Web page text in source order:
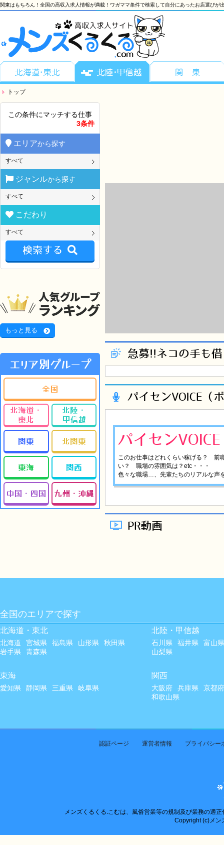
関東はもちろん！全国の高収入求人情報が満載！ワガママ条件で検索して自分にあったお店選びが
トップ
この条件にマッチする仕事
3条件
エリアから探す
すべて
ジャンルから探す
すべて
こだわり
すべて
検索する
もっと見る
エリア別グループ
全国
北海道・
東北
北陸・
甲信越
関東
北関東
東海 関西
中国・四国 九州・沖縄
急募!!ネコの手も
パイセンVOICE（
パイセン
このお仕事はどれくらい稼げる？ 前
い？ 職場の雰囲気は？etc・・・
色々な職場…、先輩たちのリアルな声
PR動画
全国のエリアで探す
北海道・東北
北海道 宮城県 福島県 山形県
秋田県
岩手県
青森県
北陸・甲信越
石川県 福井県
富山県
山梨県
東海
愛知県 静岡県 三重県 岐阜県
関西
大阪府 兵庫県
京都府
和歌山県
認証ページ 運営者情報 プライバシー
メンズくるくる.こむは、風俗営業等の規制及び業務の適
Copyright (c)メン